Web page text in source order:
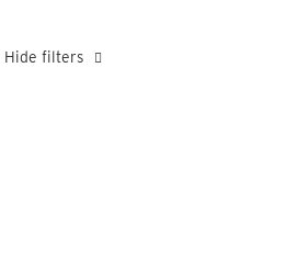
Hide filters